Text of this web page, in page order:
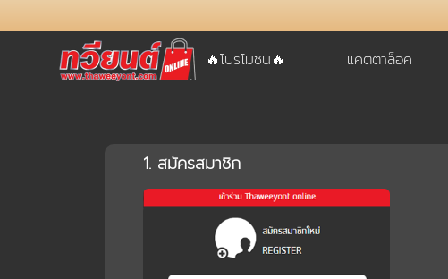
🔥โปรโมชัน🔥 แคตตาล็อค
1. สมัครสมาชิก